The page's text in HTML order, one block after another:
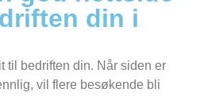
din i
til bedriften din. Når siden er
vil flere besøkende bli